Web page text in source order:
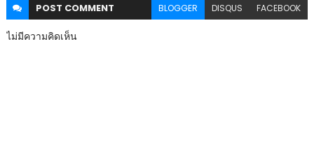
POST COMMENT BLOGGER DISQUS FACEBOOK
ไม่มีความคิดเห็น